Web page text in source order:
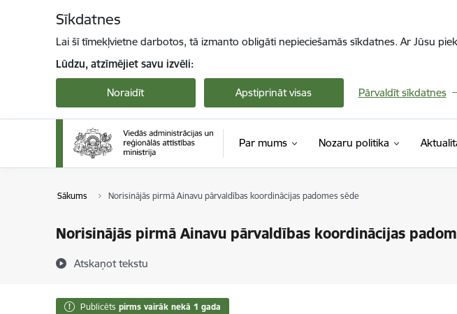
Sīkdatnes
Lai šī tīmekļvietne darbotos, tā izmanto obligāti nepieciešamās sīkdatnes. Ar Jūsu
Lūdzu, atzīmējiet savu izvēli:
Noraidīt Apstiprināt visas Pārvaldīt sīkdatnes
Par mums Nozaru politika
Sākums Norisinājās pirmā Ainavu pārvaldības koordinācijas padomes sēde
Norisinājās pirmā Ainavu pārvaldības koordinācijas
Atskaņot tekstu
Publicēts pirms vairāk nekā 1 gada